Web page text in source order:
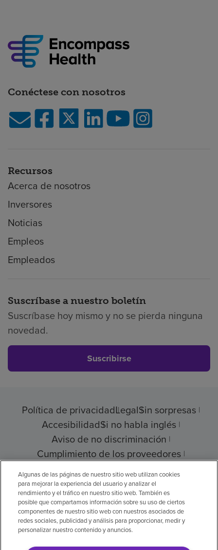
Conéctese con nosotros
Recursos
Acerca de nosotros
Inversores
Noticias
Empleos
Empleados
Suscríbase a nuestro boletín
Suscríbase hoy mismo y no se pierda ninguna
novedad.
Suscribirse
Política de privacidadLegalSin sorpresas
AccesibilidadSi no habla inglés
Aviso de no discriminación
Cumplimiento de los proveedores
Transparencia de precios
© 2026 Encompass Health Corporation
Preferencias de cookies
Algunas de las páginas de nuestro sitio web utilizan cookies
para mejorar la experiencia del usuario y analizar el
rendimiento y el tráfico en nuestro sitio web. También es
posible que compartamos información sobre su uso de ciertos
componentes de nuestro sitio web con nuestros asociados de
redes sociales, publicidad y análisis para proporcionar, medir y
personalizar nuestro contenido y anuncios.